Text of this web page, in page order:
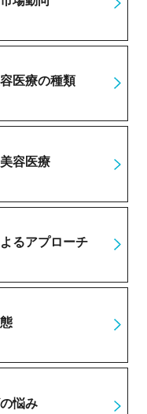
医療の種類
容医療
るアプローチ
悩み